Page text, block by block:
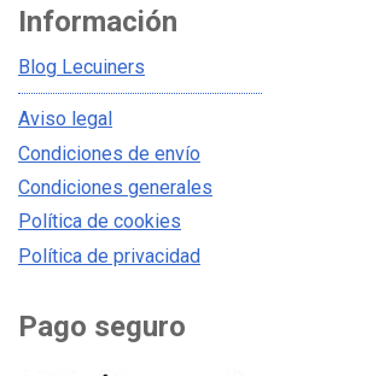
Información
Blog Lecuiners
Aviso legal
Condiciones de envío
Condiciones generales
Política de cookies
Política de privacidad
Pago seguro